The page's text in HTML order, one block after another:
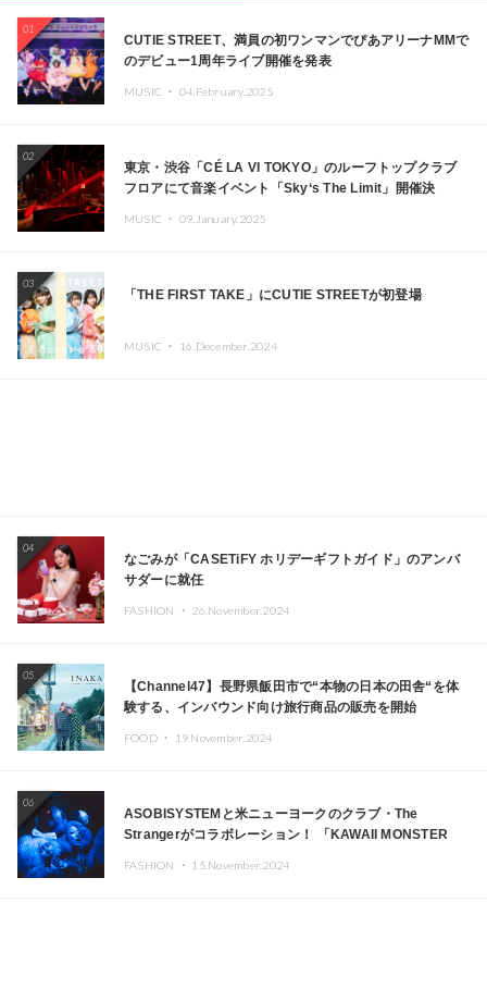
01
CUTIE STREET、満員の初ワンマンでぴあアリーナMMで
のデビュー1周年ライブ開催を発表
MUSIC ・ 04.February.2025
02
東京・渋谷「CÉ LA VI TOKYO」のルーフトップクラブ
フロアにて音楽イベント「Sky‘s The Limit」開催決
Kza（FORCE OF NATURE）ら日本を代表するDJ・クリ
MUSIC ・ 09.January.2025
03
「THE FIRST TAKE」にCUTIE STREETが初登場
MUSIC ・ 16.December.2024
04
なごみが「CASETiFY ホリデーギフトガイド」のアンバ
サダーに就任
FASHION ・ 26.November.2024
05
【Channel47】長野県飯田市で“本物の日本の田舎“を体
験する、インバウンド向け旅行商品の販売を開始
FOOD ・ 19.November.2024
06
ASOBISYSTEMと米ニューヨークのクラブ・The
Strangerがコラボレーション！ 「KAWAII MONSTER
FASHION ・ 15.November.2024